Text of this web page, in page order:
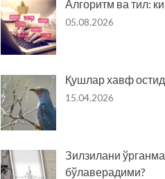
Алгоритм ва тил:
05.08.2026
Қушлар хавф
15.04.2026
Зилзилани
бўлаверадими?